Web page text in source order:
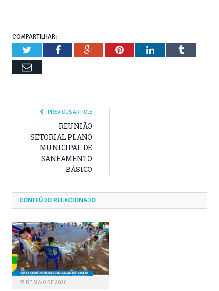
COMPARTILHAR:
TwitterFacebookGoogle+PinterestLinkedInTumblr
Email
PREVIOUS ARTICLE
REUNIÃO
SETORIAL PLANO
MUNICIPAL DE
SANEAMENTO
BÁSICO
CONTEÚDO RELACIONADO
25 DE MAIO DE 2026